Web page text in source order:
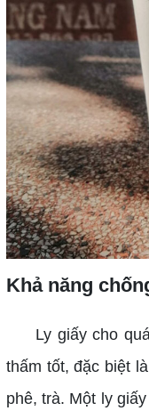
Khả năng
Ly giấy cho
thấm tốt, đặc biệt
phê, trà. Một ly